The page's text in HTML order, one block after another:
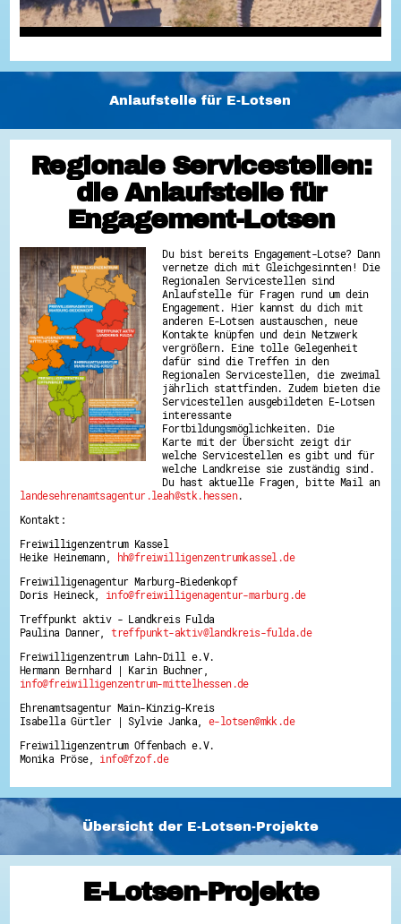
Anlaufstelle für E-Lotsen
Regionale Servicestellen:
die Anlaufstelle für
Engagement-Lotsen
Du bist bereits Engagement-Lotse? Dann
vernetze dich mit Gleichgesinnten! Die
Regionalen Servicestellen sind
Anlaufstelle für Fragen rund um dein
Engagement. Hier kannst du dich mit
anderen E-Lotsen austauschen, neue
Kontakte knüpfen und dein Netzwerk
vergrößern. Eine tolle Gelegenheit
dafür sind die Treffen in den
Regionalen Servicestellen, die zweimal
jährlich stattfinden. Zudem bieten die
Servicestellen ausgebildeten E-Lotsen
interessante
Fortbildungsmöglichkeiten. Die
Karte mit der Übersicht zeigt dir
welche Servicestellen es gibt und für
welche Landkreise sie zuständig sind.
Du hast aktuelle Fragen, bitte Mail an
landesehrenamtsagentur.leah@stk.hessen.
Kontakt:
Freiwilligenzentrum Kassel
Heike Heinemann,
hh@freiwilligenzentrumkassel.de
Freiwilligenagentur Marburg-Biedenkopf
Doris Heineck, info@freiwilligenagentur-marburg.de
Treffpunkt aktiv - Landkreis Fulda
Paulina Danner,treffpunkt-aktiv@landkreis-fulda.de
Freiwilligenzentrum Lahn-Dill e.V.
Hermann Bernhard | Karin Buchner,
info@freiwilligenzentrum-mittelhessen.de
Ehrenamtsagentur Main-Kinzig-Kreis
Isabella Gürtler | Sylvie Janka,e-lotsen@mkk.de
Freiwilligenzentrum Offenbach e.V.
Monika Pröse, info@fzof.de
Übersicht der E-Lotsen-Projekte
E-Lotsen-Projekte